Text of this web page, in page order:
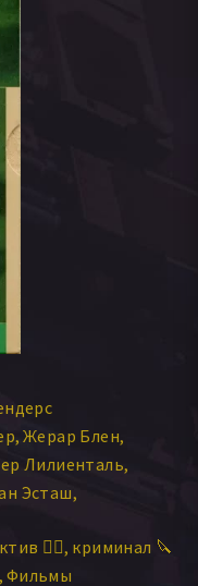
Жерар Блен
Лилиенталь
Эсташ
Хейникель
Мольцен
🕵️‍♂️ криминал 🔪
Фильмы